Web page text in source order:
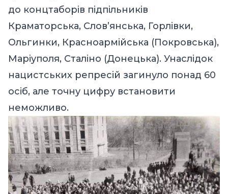
до концтаборів підпільників
Краматорська, Слов’янська, Горлівки,
Ольгинки, Красноармійська (Покровська),
Маріуполя, Сталіно (Донецька). Унаслідок
нацистських репресій загинуло понад 60
осіб, але точну цифру встановити
неможливо.